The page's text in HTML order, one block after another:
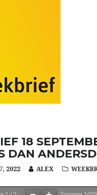
18
DAN
2022 ALEX